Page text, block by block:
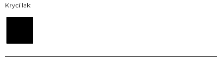
Krycí lak: